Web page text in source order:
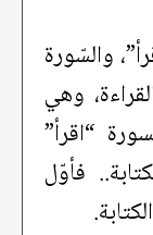
والسّورة
وهي
“اقرأ”
فأوّل